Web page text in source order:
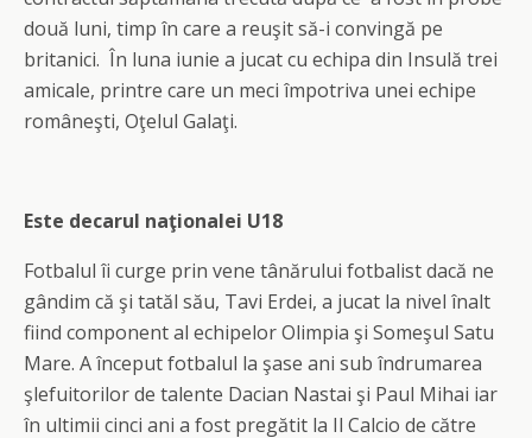
două luni, timp în care a reuşit să-i convingă pe
britanici. În luna iunie a jucat cu echipa din Insulă trei
amicale, printre care un meci împotriva unei echipe
româneşti, Oţelul Galaţi.
Este decarul naţionalei U18
Fotbalul îi curge prin vene tânărului fotbalist dacă ne
gândim că şi tatăl său, Tavi Erdei, a jucat la nivel înalt
fiind component al echipelor Olimpia şi Someşul Satu
Mare. A început fotbalul la şase ani sub îndrumarea
şlefuitorilor de talente Dacian Nastai şi Paul Mihai iar
în ultimii cinci ani a fost pregătit la Il Calcio de către